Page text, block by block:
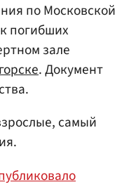
по Московской
погибших
зале
. Документ
самый